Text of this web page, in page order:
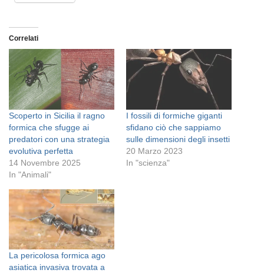
Correlati
Scoperto in Sicilia il ragno
formica che sfugge ai
predatori con una strategia
evolutiva perfetta
14 Novembre 2025
In "Animali"
I fossili di formiche giganti
sfidano ciò che sappiamo
sulle dimensioni degli insetti
20 Marzo 2023
In "scienza"
La pericolosa formica ago
asiatica invasiva trovata a